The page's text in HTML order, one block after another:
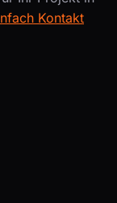
Kontakt